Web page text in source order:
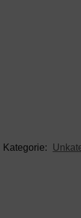
Kategorie: